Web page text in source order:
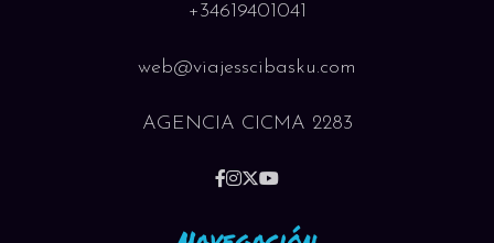
+34619401041
web@viajesscibasku.com
AGENCIA CICMA 2283